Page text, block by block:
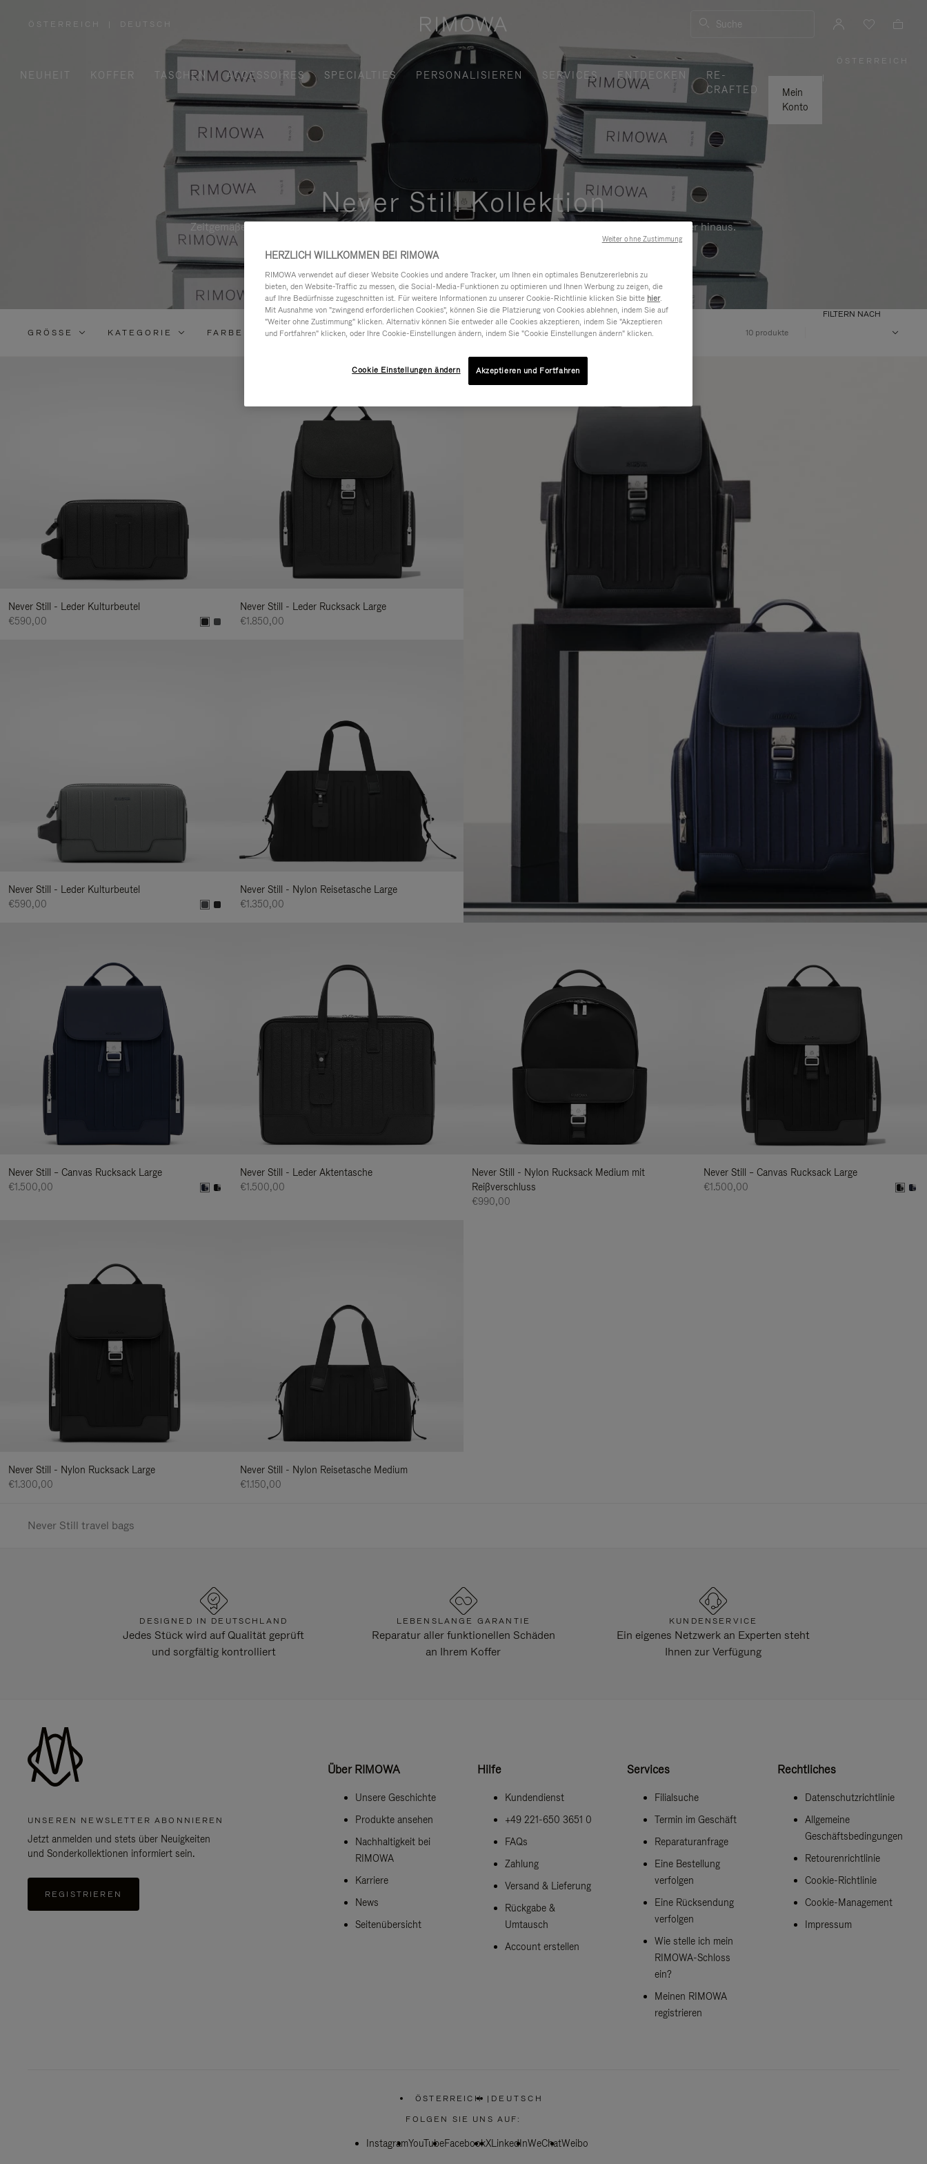
ÖSTERREICH
,
AUS
DEUTSCH Suche
NEUHEIT KOFFER TASCHEN ACCESSOIRES SPECIALTIES PERSONALISIEREN SERVICES ENTDECKEN
RE-
CRAFTED
Mein
Konto
ÖSTERREICH
|
Never Still Kollektion
Zeitgemäße, funktionale und elegante Lösung für das tägliche Pendeln in der Stadt, im Beruf und darüber hinaus.
Verfeinern
mit:
GRÖSSE KATEGORIE FARBE MATERIAL KOLLEKTION MERKMALE 10 produkte
FILTERN NACH
Never Still - Leder Kulturbeutel
€590,00
Never Still - Leder Rucksack Large
€1.850,00
Never Still - Leder Kulturbeutel
€590,00
Never Still - Nylon Reisetasche Large
€1.350,00
Never Still – Canvas Rucksack Large
€1.500,00
Never Still - Leder Aktentasche
€1.500,00
Never Still - Nylon Rucksack Medium mit
Reißverschluss
€990,00
Never Still – Canvas Rucksack Large
€1.500,00
Never Still - Nylon Rucksack Large
€1.300,00
Never Still - Nylon Reisetasche Medium
€1.150,00
Never Still travel bags
DESIGNED IN DEUTSCHLAND
Jedes Stück wird auf Qualität geprüft
und sorgfältig kontrolliert
LEBENSLANGE GARANTIE
Reparatur aller funktionellen Schäden
an Ihrem Koffer
KUNDENSERVICE
Ein eigenes Netzwerk an Experten steht
Ihnen zur Verfügung
UNSEREN NEWSLETTER ABONNIEREN
Jetzt anmelden und stets über Neuigkeiten
und Sonderkollektionen informiert sein.
REGISTRIEREN
Über RIMOWA
Unsere Geschichte
Produkte ansehen
Nachhaltigkeit bei
RIMOWA
Karriere
News
Seitenübersicht
Hilfe
Kundendienst
+49 221-650 3651 0
FAQs
Zahlung
Versand & Lieferung
Rückgabe &
Umtausch
Account erstellen
Services
Filialsuche
Termin im Geschäft
Reparaturanfrage
Eine Bestellung
verfolgen
Eine Rücksendung
verfolgen
Wie stelle ich mein
RIMOWA-Schloss
ein?
Meinen RIMOWA
registrieren
Rechtliches
Datenschutzrichtlinie
Allgemeine
Geschäftsbedingungen
Retourenrichtlinie
Cookie-Richtlinie
Cookie-Management
Impressum
ÖSTERREICH
WÄHLEN
SIE
REGION
| DEUTSCH
FOLGEN SIE UNS AUF:
InstagramYouTubeFacebookXLinkedInWeChatWeibo
HERZLICH WILLKOMMEN BEI RIMOWA
RIMOWA verwendet auf dieser Website Cookies und andere Tracker, um Ihnen ein optimales Benutzererlebnis zu
bieten, den Website-Traffic zu messen, die Social-Media-Funktionen zu optimieren und Ihnen Werbung zu zeigen, die
auf Ihre Bedürfnisse zugeschnitten ist. Für weitere Informationen zu unserer Cookie-Richtlinie klicken Sie bitte hier.
Mit Ausnahme von "zwingend erforderlichen Cookies", können Sie die Platzierung von Cookies ablehnen, indem Sie auf
"Weiter ohne Zustimmung" klicken. Alternativ können Sie entweder alle Cookies akzeptieren, indem Sie "Akzeptieren
und Fortfahren" klicken, oder Ihre Cookie-Einstellungen ändern, indem Sie "Cookie Einstellungen ändern" klicken.
Cookie Einstellungen ändern Akzeptieren und Fortfahren
Weiter ohne Zustimmung